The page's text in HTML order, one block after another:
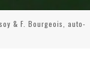
& F. Bourgeois, auto-